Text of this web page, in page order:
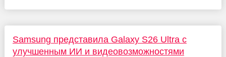
Samsung представила Galaxy S26 Ultra с
улучшенным ИИ и видеовозможностями